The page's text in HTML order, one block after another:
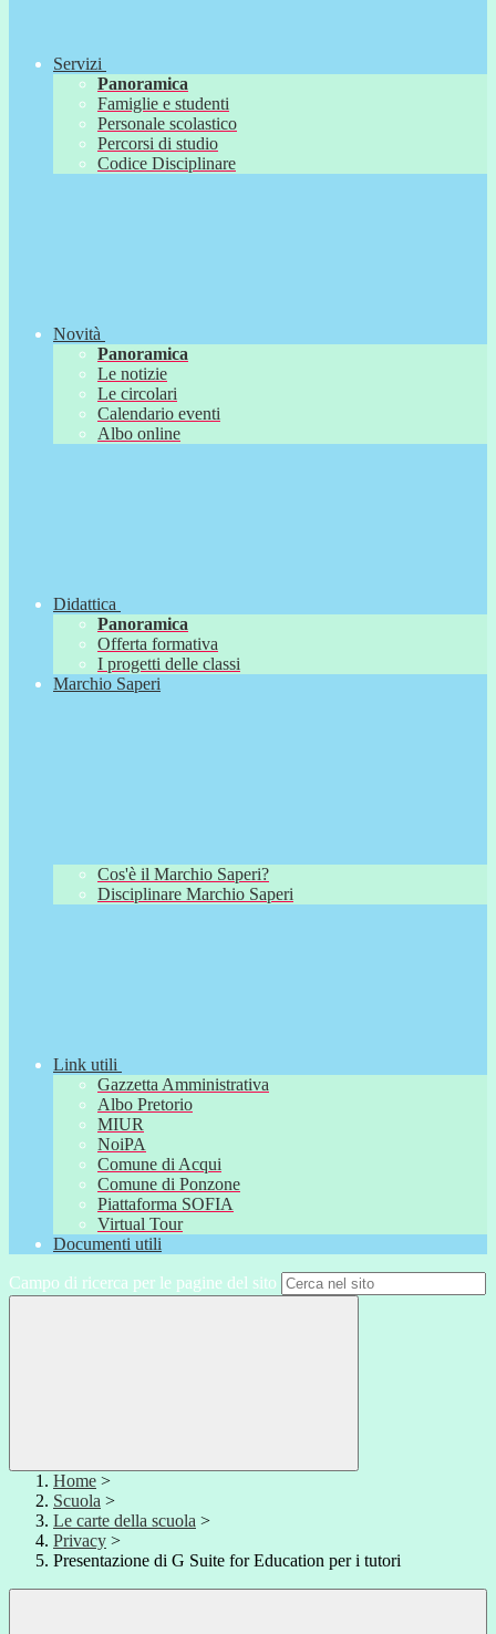
Servizi
Panoramica
Famiglie e studenti
Personale scolastico
Percorsi di studio
Codice Disciplinare
Novità
Panoramica
Le notizie
Le circolari
Calendario eventi
Albo online
Didattica
Panoramica
Offerta formativa
I progetti delle classi
Marchio Saperi
Cos'è il Marchio Saperi?
Disciplinare Marchio Saperi
Link utili
Gazzetta Amministrativa
Albo Pretorio
MIUR
NoiPA
Comune di Acqui
Comune di Ponzone
Piattaforma SOFIA
Virtual Tour
Documenti utili
Campo di ricerca per le pagine del sito
Home >
Scuola >
Le carte della scuola >
Privacy >
Presentazione di G Suite for Education per i tutori